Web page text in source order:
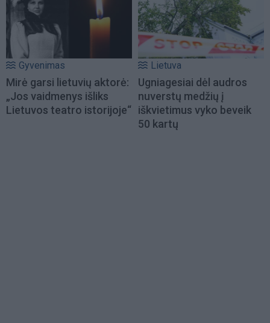
Gyvenimas
Mirė garsi lietuvių aktorė:
„Jos vaidmenys išliks
Lietuvos teatro istorijoje“
Lietuva
Ugniagesiai dėl audros
nuverstų medžių į
iškvietimus vyko beveik
50 kartų